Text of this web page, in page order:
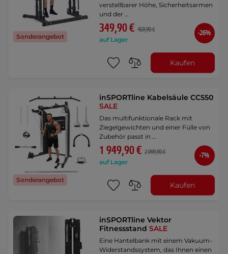
Sonderangebot
verstellbarer Höhe, Sicherheitsarmen
und der …
349,90 € 469,90 €
auf Lager
-26%
Kaufen
Sonderangebot
inSPORTline Kabelsäule CC550
SALE
Das multifunktionale Rack mit
Ziegelgewichten und einer Fülle von
Zubehör passt in …
1 949,90 € 2 099,90 €
auf Lager
-7%
Kaufen
inSPORTline Vektor
FitnessstandSALE
Eine Hantelbank mit einem Vakuum-
Widerstandssystem, das Ihnen einen